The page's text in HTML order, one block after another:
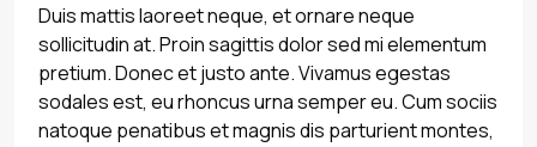
Duis mattis laoreet neque, et ornare neque
sollicitudin at. Proin sagittis dolor sed mi elementum
pretium. Donec et justo ante. Vivamus egestas
sodales est, eu rhoncus urna semper eu. Cum sociis
natoque penatibus et magnis dis parturient montes,